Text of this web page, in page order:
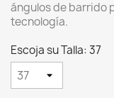
ángulos de barrido
tecnología.
Escoja su Talla: 37